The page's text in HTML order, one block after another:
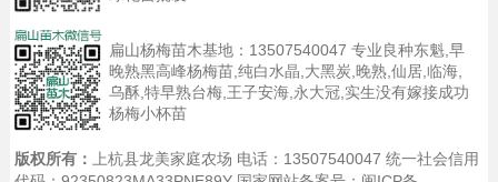
扁山杨梅苗木基地： 13507540047 专业良种东魁,早
晚熟黑高峰杨梅苗,纯白水晶,大黑炭,晚熟,仙居,临海,
乌酥,特早熟台梅,王子安海,永大冠,实生没有嫁接成功
杨梅小杯苗
版权所有：上杭县龙美家庭农场 电话：13507540047 统一社会信用